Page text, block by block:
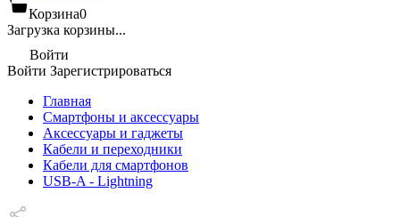
Корзина0
Загрузка корзины...
Войти
Войти Зарегистрироваться
Главная
Смартфоны и аксессуары
Аксессуары и гаджеты
Кабели и переходники
Кабели для смартфонов
USB-A - Lightning